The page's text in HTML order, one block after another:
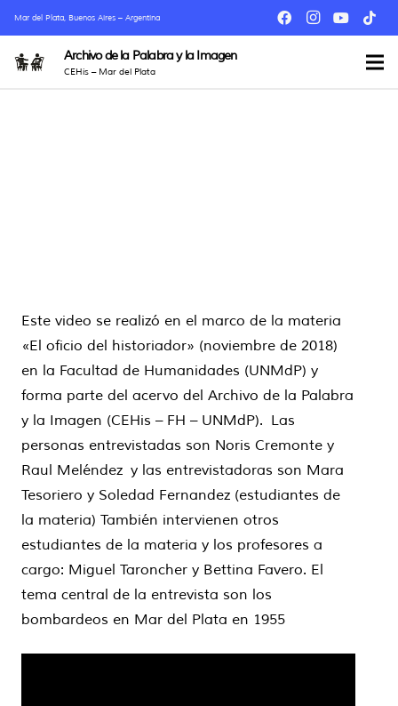
Mar del Plata, Buenos Aires – Argentina
Archivo de la Palabra y la Imagen
CEHis – Mar del Plata
Este video se realizó en el marco de la materia
«El oficio del historiador» (noviembre de 2018)
en la Facultad de Humanidades (UNMdP) y
forma parte del acervo del Archivo de la Palabra
y la Imagen (CEHis – FH – UNMdP). Las
personas entrevistadas son Noris Cremonte y
Raul Meléndez y las entrevistadoras son Mara
Tesoriero y Soledad Fernandez (estudiantes de
la materia) También intervienen otros
estudiantes de la materia y los profesores a
cargo: Miguel Taroncher y Bettina Favero. El
tema central de la entrevista son los
bombardeos en Mar del Plata en 1955